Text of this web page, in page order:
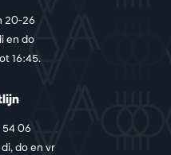
20-26
en do
16:45.
54 06
do en vr